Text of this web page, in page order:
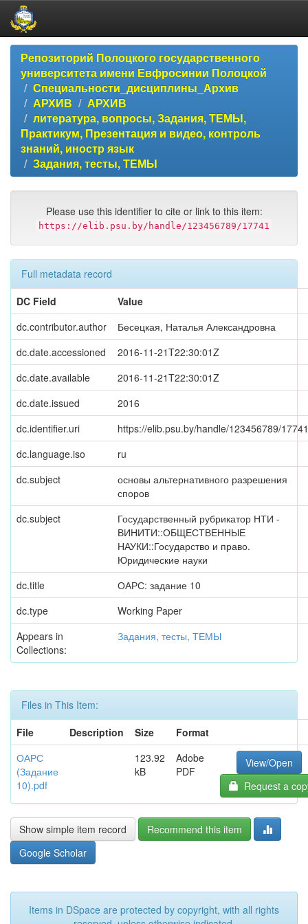
Skip
navigationРепозиторий Полоцкого государственного
университета имени Евфросинии Полоцкой
Специальности_дисциплины_Архив
АРХИВ
АРХИВ
литература, вопросы, Задания, ТЕМЫ,
Практикум, Презентация и видео, контроль
знаний, иностр язык
Задания, тесты, ТЕМЫ
Please use this identifier to cite or link to this item:
https://elib.psu.by/handle/123456789/17741
Full metadata record
DC Field
Value
dc.contributor.author
Бесецкая, Наталья Александровна
dc.date.accessioned
2016-11-21T22:30:01Z
dc.date.available
2016-11-21T22:30:01Z
dc.date.issued
2016
dc.identifier.uri
https://elib.psu.by/handle/123456789/17741
dc.language.iso
ru
dc.subject
основы альтернативного разрешения
споров
dc.subject
Государственный рубрикатор НТИ -
ВИНИТИ::ОБЩЕСТВЕННЫЕ
НАУКИ::Государство и право.
Юридические науки
dc.title
ОАРС: задание 10
dc.type
Working Paper
Appears in
Collections:
Задания, тесты, ТЕМЫ
Files in This Item:
File
Description Size
Format
ОАРС
(Задание
10).pdf
123.92
kB
Adobe
PDF
View/Open
Request a
Show simple item record
Recommend this item
Google Scholar
Items in DSpace are protected by copyright, with all rights